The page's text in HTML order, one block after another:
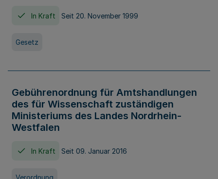
In Kraft Seit 20. November 1999
Gesetz
Gebührenordnung für Amtshandlungen
des für Wissenschaft zuständigen
Ministeriums des Landes Nordrhein-
Westfalen
In Kraft Seit 09. Januar 2016
Verordnung